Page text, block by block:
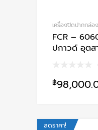
เครื่องปิดปากกล่อ
FCR –
ปกาวด์ อุตส
฿
ลดราคา!